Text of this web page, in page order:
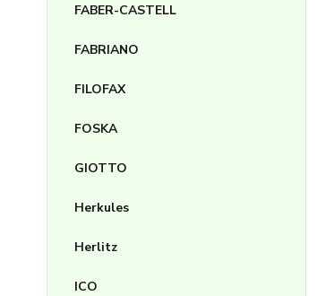
FABER-CASTELL
FABRIANO
FILOFAX
FOSKA
GIOTTO
Herkules
Herlitz
ICO